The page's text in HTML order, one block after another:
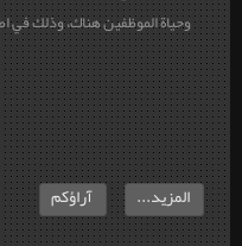
وحياة الموظفين هناك، وذلك في
المزيد... آراؤكم